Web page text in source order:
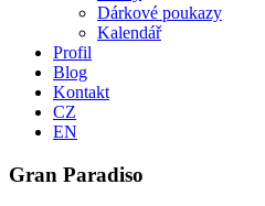
Dárkové poukazy
Kalendář
Profil
Blog
Kontakt
CZ
EN
Gran Paradiso